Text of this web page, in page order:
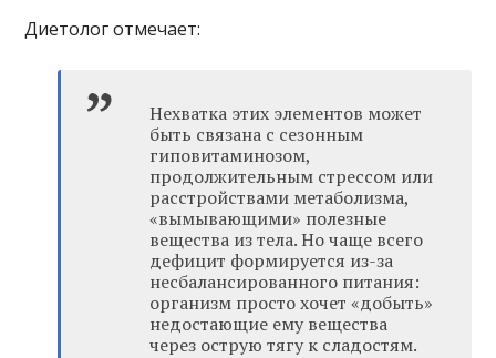
Диетолог отмечает:
Нехватка этих элементов может
быть связана с сезонным
гиповитаминозом,
продолжительным стрессом или
расстройствами метаболизма,
«вымывающими» полезные
вещества из тела. Но чаще всего
дефицит формируется из-за
несбалансированного питания:
организм просто хочет «добыть»
недостающие ему вещества
через острую тягу к сладостям.